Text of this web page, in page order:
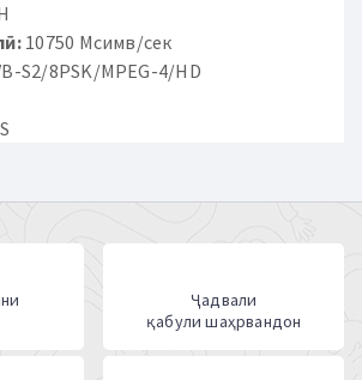
10750 Мсимв/сек
S2/8PSK/MPEG-4/HD
Ҷадвали
қабули шаҳрвандон